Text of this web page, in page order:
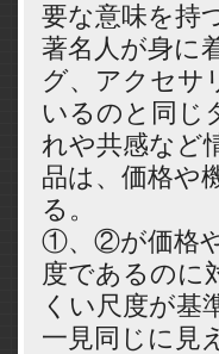
要な意味を持
著名人が身に
グ、アクセサ
いるのと同じ
れや共感など
品は、価格や
る。
①、②が価格
度であるのに
くい尺度が基
一見同じに見